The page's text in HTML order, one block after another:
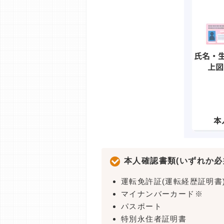
本人確認書類(いずれか
運転免許証(運転経歴証明
マイナンバーカード※
パスポート
特別永住者証明書